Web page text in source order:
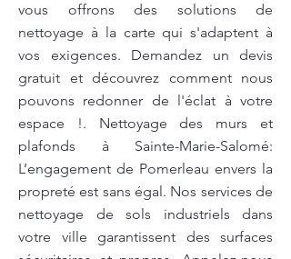
vous offrons des solutions de
nettoyage à la carte qui s'adaptent à
vos exigences. Demandez un devis
gratuit et découvrez comment nous
pouvons redonner de l'éclat à votre
espace !. Nettoyage des murs et
plafonds à Sainte-Marie-Salomé:
L’engagement de Pomerleau envers la
propreté est sans égal. Nos services de
nettoyage de sols industriels dans
votre ville garantissent des surfaces